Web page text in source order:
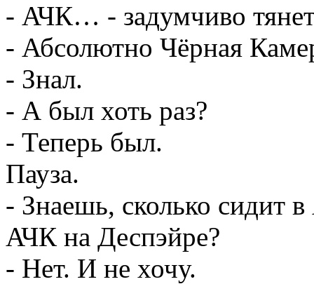
- АЧК… - задумчиво
- Абсолютно Чёрная
- Знал.
- А был хоть раз?
- Теперь был.
Пауза.
- Знаешь, сколько сидит
АЧК на Деспэйре?
- Нет. И не хочу.